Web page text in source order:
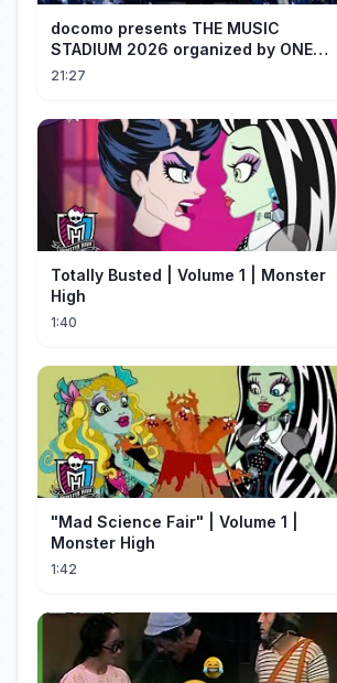
docomo presents THE MUSIC
STADIUM 2026 organized by ONE
OK ROCK [Recap]
21:27
Totally Busted | Volume 1 | Monster
High
1:40
"Mad Science Fair" | Volume 1 |
Monster High
1:42